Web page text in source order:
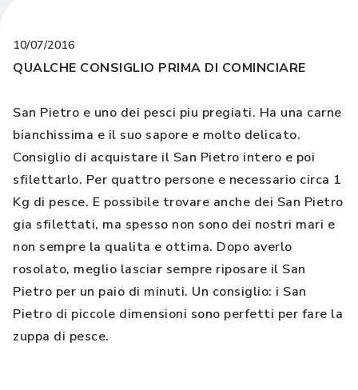
10/07/2016
QUALCHE CONSIGLIO PRIMA DI COMINCIARE
San Pietro e uno dei pesci piu pregiati. Ha una carne
bianchissima e il suo sapore e molto delicato.
Consiglio di acquistare il San Pietro intero e poi
sfilettarlo. Per quattro persone e necessario circa 1
Kg di pesce. E possibile trovare anche dei San Pietro
gia sfilettati, ma spesso non sono dei nostri mari e
non sempre la qualita e ottima. Dopo averlo
rosolato, meglio lasciar sempre riposare il San
Pietro per un paio di minuti. Un consiglio: i San
Pietro di piccole dimensioni sono perfetti per fare la
zuppa di pesce.